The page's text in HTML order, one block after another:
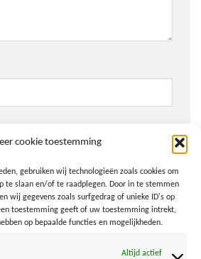
cookie toestemming
gebruiken wij technologieën zoals cookies om
te slaan en/of te raadplegen. Door in te stemmen
wij gegevens zoals surfgedrag of unieke ID's op
toestemming geeft of uw toestemming intrekt,
op bepaalde functies en mogelijkheden.
Altijd actief